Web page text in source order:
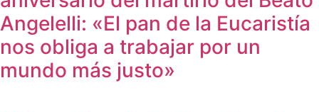
Angelelli: «El pan de la Eucaristía
nos obliga a trabajar por un
mundo más justo»